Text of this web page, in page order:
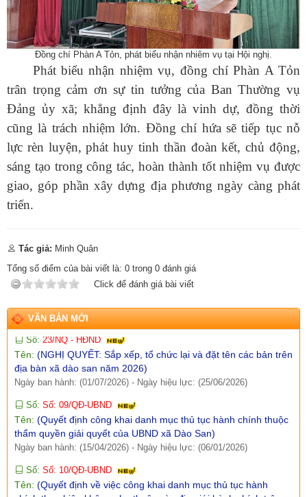
Đồng chí Phàn A Tỏn, phát biểu nhận nhiêm vụ tại Hội nghị.
Phát biểu nhận nhiệm vụ, đồng chí Phàn A Tỏn
trân trọng cảm ơn sự tin tưởng của Ban Thường vụ
Đảng ủy xã; khẳng định đây là vinh dự, đồng thời
cũng là trách nhiệm lớn. Đồng chí hứa sẽ tiếp tục nỗ
lực rèn luyện, phát huy tinh thần đoàn kết, chủ động,
sáng tạo trong công tác, hoàn thành tốt nhiệm vụ được
giao, góp phần xây dựng địa phương ngày càng phát
triển.
Tác giả: Minh Quân
Tổng số điểm của bài viết là: 0 trong 0 đánh giá
Click để đánh giá bài viết
VĂN BẢN MỚI
Số: 42/TB-UBND
Tên:(THÔNG BÁO Địa chỉ trụ sở, đường dây nóng hỗ trợ,
hướng dẫn giải đáp phản ánh, kiến nghị cá nhân, tổ chức về
thực hiện thủ tục hành chính và cung cấp dịch vụ công của Ủy
ban nhân dân xã Dào San)
Ngày ban hành: (13/07/2026)
Số:1653/TB-UBND
Tên:
(THÔNG BÁO Thực hiện kế hoạch và tiếp nhận hồ sơ tiểu
dự án 1 dự án 9 thuộc Chương trình MTQG phát triển kinh tế xã
hội vùng đồng bào dân tộc thiểu số và miền núi năm 2026 trên
địa bàn xã Dào San)
Ngày ban hành: (09/07/2026)
Chương trình mục tiêu quốc gia phát triển kinh tế - xã hội vùng
đồng bào dân tộc thiểu số và miền núi năm 2026 trên địa bàn
xã Dào San, tỉnh Lai Châu)
Ngày ban hành: (09/07/2026) -Ngày hiệu lực: (02/07/2026)
Số:23/NQ - HĐND
Tên:(NGHỊ QUYẾT: Sắp xếp, tổ chức lại và đặt tên các bản trên
địa bàn xã dào san năm 2026)
Ngày ban hành: (01/07/2026) -Ngày hiệu lực: (25/06/2026)
Số: Số: 09/QĐ-UBND
thẩm quyền giải quyết của UBND xã Dào San)
Ngày ban hành: (15/04/2026) -Ngày hiệu lực: (06/01/2026)
Số: Số: 10/QĐ-UBND
chính thực hiện không phụ thuộc vào địa giới hành chính trên
địa bàn xã Dào San)